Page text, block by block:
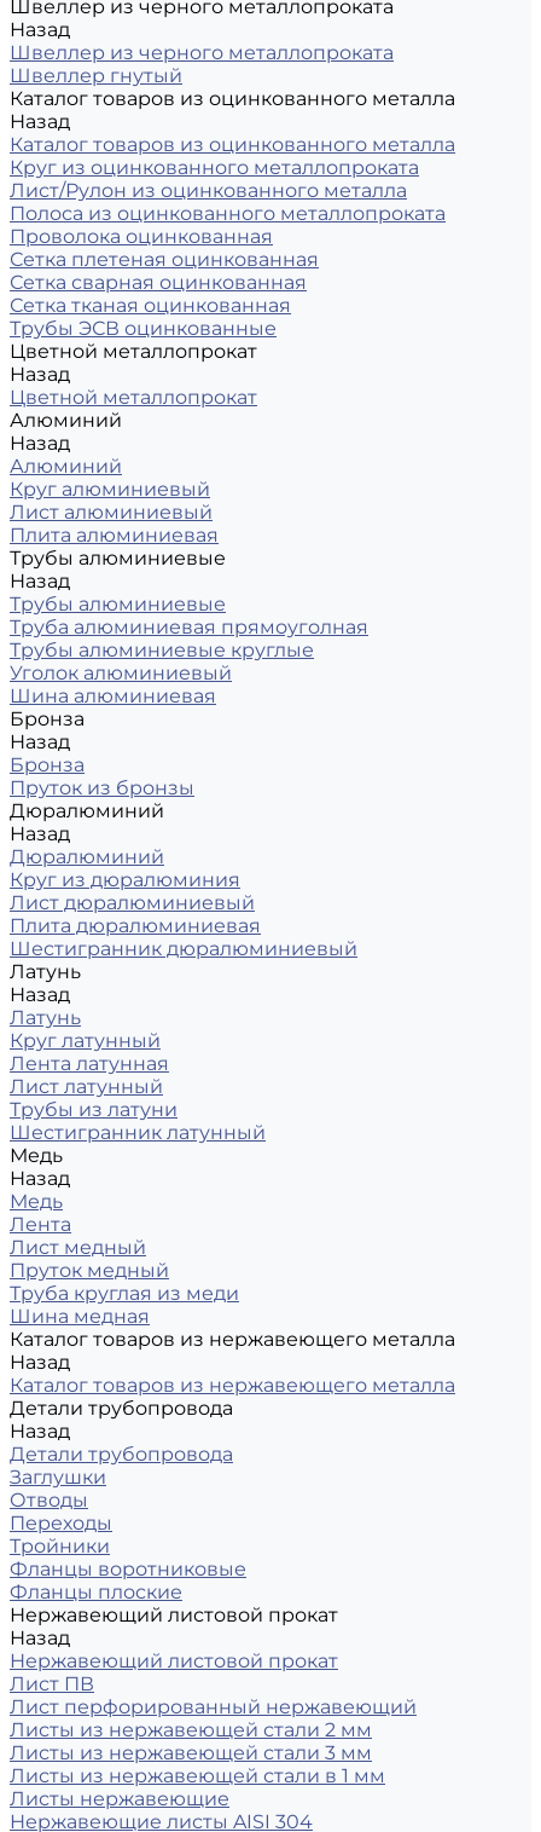
Швеллер из черного металлопроката
Назад
Швеллер из черного металлопроката
Швеллер гнутый
Каталог товаров из оцинкованного металла
Назад
Каталог товаров из оцинкованного металла
Круг из оцинкованного металлопроката
Лист/Рулон из оцинкованного металла
Полоса из оцинкованного металлопроката
Проволока оцинкованная
Сетка плетеная оцинкованная
Сетка сварная оцинкованная
Сетка тканая оцинкованная
Трубы ЭСВ оцинкованные
Цветной металлопрокат
Назад
Цветной металлопрокат
Алюминий
Назад
Алюминий
Круг алюминиевый
Лист алюминиевый
Плита алюминиевая
Трубы алюминиевые
Назад
Трубы алюминиевые
Труба алюминиевая прямоуголная
Трубы алюминиевые круглые
Уголок алюминиевый
Шина алюминиевая
Бронза
Назад
Бронза
Пруток из бронзы
Дюралюминий
Назад
Дюралюминий
Круг из дюралюминия
Лист дюралюминиевый
Плита дюралюминиевая
Шестигранник дюралюминиевый
Латунь
Назад
Латунь
Круг латунный
Лента латунная
Лист латунный
Трубы из латуни
Шестигранник латунный
Медь
Назад
Медь
Лента
Лист медный
Пруток медный
Труба круглая из меди
Шина медная
Каталог товаров из нержавеющего металла
Назад
Каталог товаров из нержавеющего металла
Детали трубопровода
Назад
Детали трубопровода
Заглушки
Отводы
Переходы
Тройники
Фланцы воротниковые
Фланцы плоские
Нержавеющий листовой прокат
Назад
Нержавеющий листовой прокат
Лист ПВ
Лист перфорированный нержавеющий
Листы из нержавеющей стали 2 мм
Листы из нержавеющей стали 3 мм
Листы из нержавеющей стали в 1 мм
Листы нержавеющие
Нержавеющие листы AISI 304